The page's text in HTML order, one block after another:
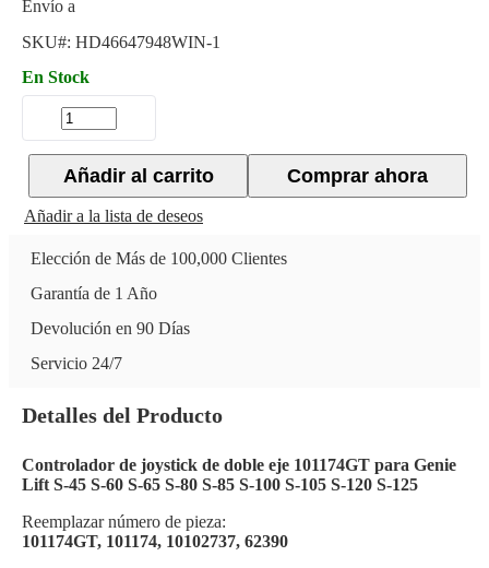
Envío a
SKU#: HD46647948WIN-1
En Stock
Comprar ahora
Añadir al carrito
Añadir a la lista de deseos
Elección de Más de 100,000 Clientes
Garantía de 1 Año
Devolución en 90 Días
Servicio 24/7
Detalles del Producto
Controlador de joystick de doble eje 101174GT para Genie
Lift S-45 S-60 S-65 S-80 S-85 S-100 S-105 S-120 S-125
Reemplazar número de pieza:
101174GT, 101174, 10102737, 62390